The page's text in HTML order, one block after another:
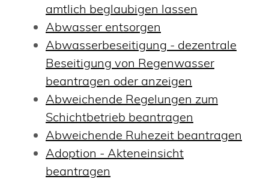
amtlich beglaubigen lassen
Abwasser entsorgen
Abwasserbeseitigung - dezentrale
Beseitigung von Regenwasser
beantragen oder anzeigen
Abweichende Regelungen zum
Schichtbetrieb beantragen
Abweichende Ruhezeit beantragen
Adoption - Akteneinsicht
beantragen